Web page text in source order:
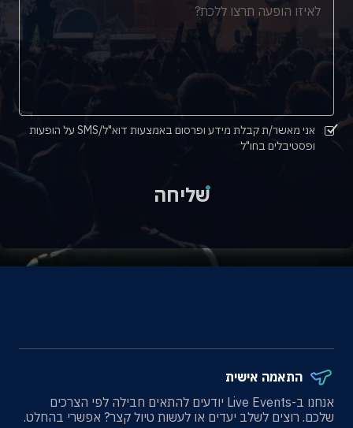
אני מאשר/ת קבלת מידע ופרסום באמצעות דוא"ל/SMS על הופעות
ופסטיבלים בחו"ל
שליחה
התאמה אישית
אנחנו ב-Live Events יודעים להתאים חבילה לפי הצרכים
שלכם. רוצים לשלב יעדים או לעשות טיול קצר? אפשרי בהחלט.